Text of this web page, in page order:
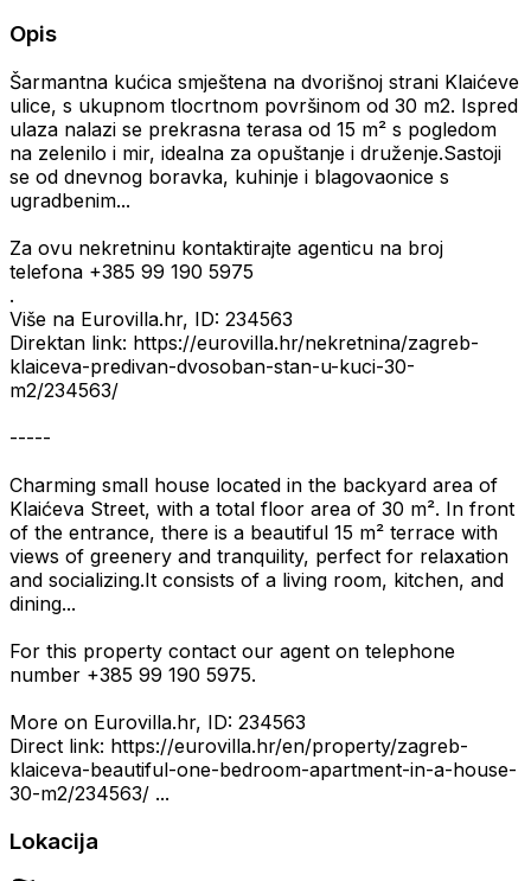
Opis
Šarmantna kućica smještena na dvorišnoj strani Klaićeve
ulice, s ukupnom tlocrtnom površinom od 30 m2. Ispred
ulaza nalazi se prekrasna terasa od 15 m² s pogledom
na zelenilo i mir, idealna za opuštanje i druženje.Sastoji
se od dnevnog boravka, kuhinje i blagovaonice s
ugradbenim...
Za ovu nekretninu kontaktirajte agenticu na broj
telefona +385 99 190 5975
.
Više na Eurovilla.hr, ID: 234563
Direktan link: https://eurovilla.hr/nekretnina/zagreb-
klaiceva-predivan-dvosoban-stan-u-kuci-30-
m2/234563/
-----
Charming small house located in the backyard area of
Klaićeva Street, with a total floor area of 30 m². In front
of the entrance, there is a beautiful 15 m² terrace with
views of greenery and tranquility, perfect for relaxation
and socializing.It consists of a living room, kitchen, and
dining...
For this property contact our agent on telephone
number +385 99 190 5975.
More on Eurovilla.hr, ID: 234563
Direct link: https://eurovilla.hr/en/property/zagreb-
klaiceva-beautiful-one-bedroom-apartment-in-a-house-
30-m2/234563/ ...
Lokacija